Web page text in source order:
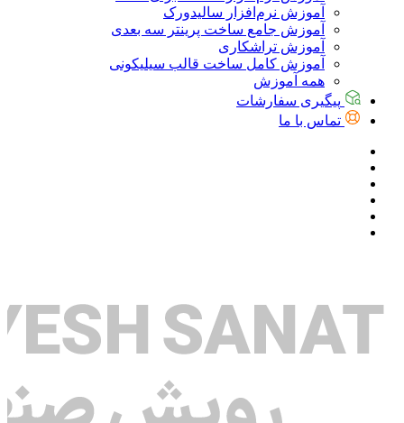
آموزش نرم‌افزار سالیدورک
آموزش جامع ساخت پرینتر سه بعدی
آموزش تراشکاری
آموزش کامل ساخت قالب سیلیکونی
همه آموزش
پیگیری سفارشات
تماس با ما